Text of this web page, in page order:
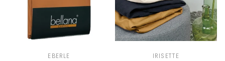
EBERLE IRISETTE